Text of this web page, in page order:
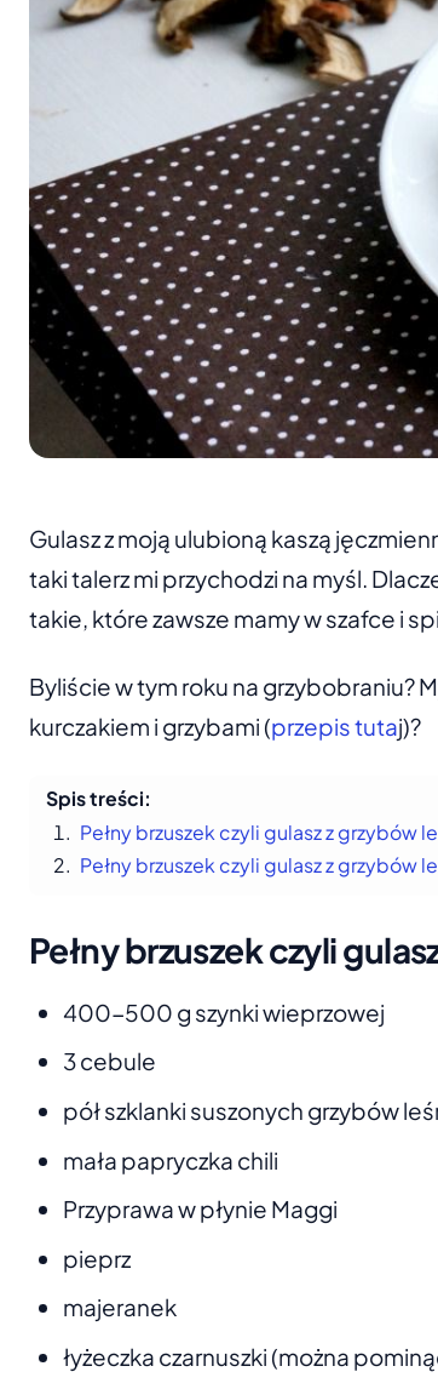
Gulasz z moją ulubioną kaszą
taki talerz mi przychodzi na myśl.
takie, które zawsze mamy w szafce i
Byliście w tym roku na grzybobraniu?
kurczakiem i grzybami (przepis tutaj)?
Spis treści:
Pełny brzuszek czyli gulasz z grzybów
Pełny brzuszek czyli gulasz z grzybów
Pełny brzuszek czyli
400-500 g szynki wieprzowej
3 cebule
pół szklanki suszonych grzybów
mała papryczka chili
Przyprawa w płynie Maggi
pieprz
majeranek
łyżeczka czarnuszki (można